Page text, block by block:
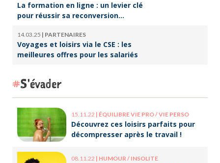
La formation en ligne : un levier clé
pour réussir sa reconversion
14.03.25 | PARTENAIRES
Voyages et loisirs via le CSE : les
meilleures offres pour les salariés
S'évader
15.11.22 | ÉQUILIBRE VIE PRO / VIE PERSO
Découvrez ces loisirs parfaits pour
décompresser après le travail !
08.11.22 | HUMOUR / INSOLITE